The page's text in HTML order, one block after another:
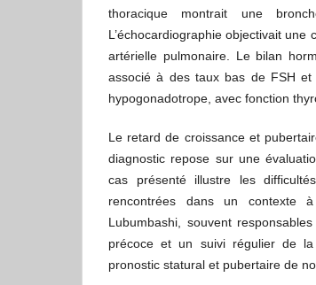
thoracique montrait une
L’échocardiographie objectivait
artérielle pulmonaire. Le bilan
associé à des taux bas de FSH et
hypogonadotrope, avec fonction
Le retard de croissance et
diagnostic repose sur une
cas présenté illustre les
rencontrées dans un contexte
Lubumbashi, souvent
précoce et un suivi régulier de la
pronostic statural et pubertaire de